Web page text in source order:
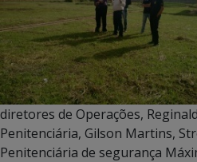
diretores de Operações,
Penitenciária, Gilson Martins,
Penitenciária de segurança